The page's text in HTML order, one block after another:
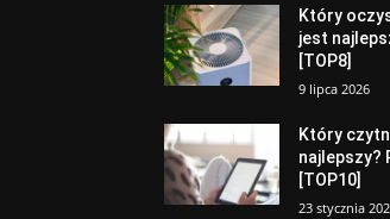
Który
jest
[TOP8]
9 lipca 2026
Który
najlepszy?
[TOP10]
23 stycznia